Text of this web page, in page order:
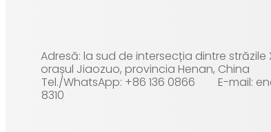
Adresă: la sud de intersecția dintre străzile
orașul Jiaozuo, provincia Henan, China
Tel./WhatsApp: +86 136 0866
8310
E-mail: